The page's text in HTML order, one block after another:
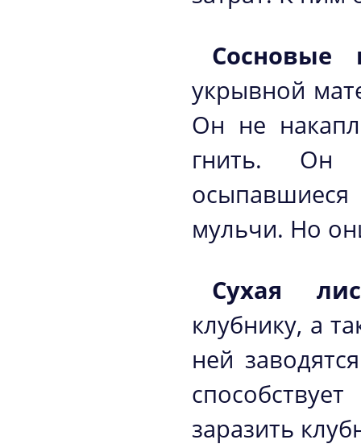
укрывной
Он не
гнить. Он
мульчи. Но
Сухая
клубнику, а
ней
заразить